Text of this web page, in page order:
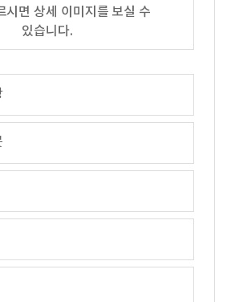
시면 상세 이미지를 보실 수
있습니다.